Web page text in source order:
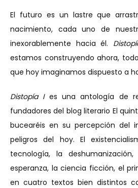
El futuro es un lastre que
nacimiento, cada uno de
inexorablemente hacia él.
estamos construyendo ahora,
que hoy imaginamos dispuesto a
Distopía Ies una antología de
fundadores del blog literario El
bucearéis en su percepción del
peligros del hoy. El
tecnología, la
esperanza, la ciencia ficción, el
en cuatro textos bien distintos